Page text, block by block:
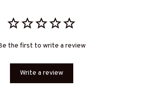
the first to write a review
Write a review